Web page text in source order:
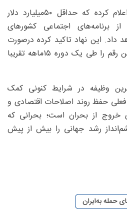
به‌همین‌دلیل بانک جهانی اعلام کرده که حداقل ۵۰‌میلیارد دلار
برنامه‌های اجتماعی کشورهای
این نهاد تاکید کرده درصورت
تداوم بحران آمادگی دارد این رقم را طی یک دوره ۱۵ماهه تقریبا
وظیفه در شرایط کنونی کمک
فعلی حفظ روند اصلاحات اقتصادی و
خروج از بحران است؛ بحرانی که
رشد جهانی را بیش از پیش
حمله به‌ایران